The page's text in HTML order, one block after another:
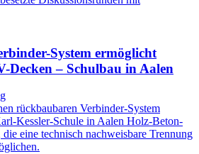
System ermöglicht
Decken – Schulbau in Aalen
rückbaubaren Verbinder-System
Kessler-Schule in Aalen Holz-Beton-
eine technisch nachweisbare Trennung